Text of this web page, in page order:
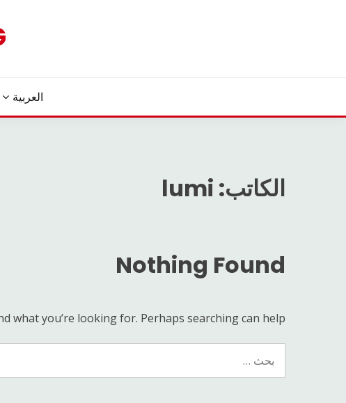
العربية
الكاتب: lumi
Nothing Found
what you’re looking for. Perhaps searching can help.
عن: